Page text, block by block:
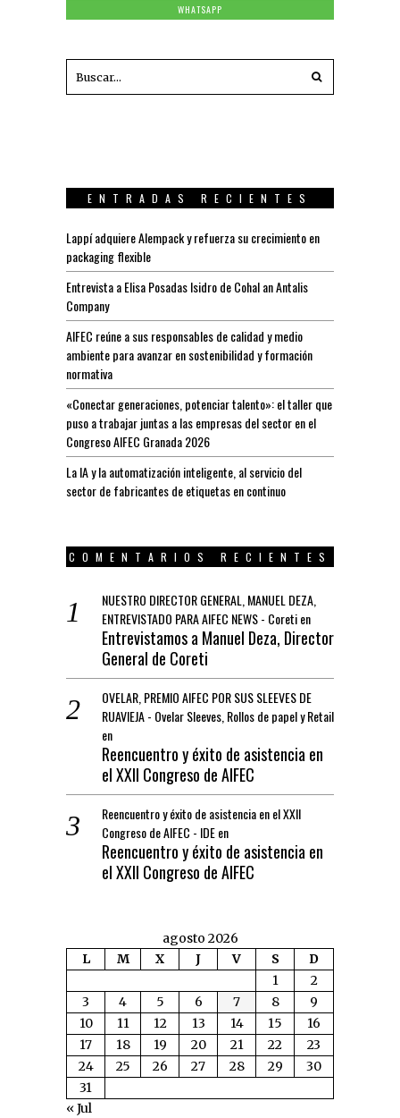
WHATSAPP
ENTRADAS RECIENTES
Lappí adquiere Alempack y refuerza su crecimiento en
packaging flexible
Entrevista a Elisa Posadas Isidro de Cohal an Antalis
Company
AIFEC reúne a sus responsables de calidad y medio
ambiente para avanzar en sostenibilidad y formación
normativa
«Conectar generaciones, potenciar talento»: el taller que
puso a trabajar juntas a las empresas del sector en el
Congreso AIFEC Granada 2026
La IA y la automatización inteligente, al servicio del
sector de fabricantes de etiquetas en continuo
COMENTARIOS RECIENTES
NUESTRO DIRECTOR GENERAL, MANUEL DEZA,
ENTREVISTADO PARA AIFEC NEWS - Coretien
Entrevistamos a Manuel Deza, Director
General de Coreti
OVELAR, PREMIO AIFEC POR SUS SLEEVES DE
RUAVIEJA - Ovelar Sleeves, Rollos de papel y Retail
en
Reencuentro y éxito de asistencia en
el XXII Congreso de AIFEC
Reencuentro y éxito de asistencia en el XXII
Congreso de AIFEC - IDEen
Reencuentro y éxito de asistencia en
el XXII Congreso de AIFEC
agosto 2026
L
M X J V S
D
1
2
3
4 5 6 7 8
9
10
11 12 13 14 15
16
17
18 19 20 21 22
23
24
25 26 27 28 29
30
31
« Jul